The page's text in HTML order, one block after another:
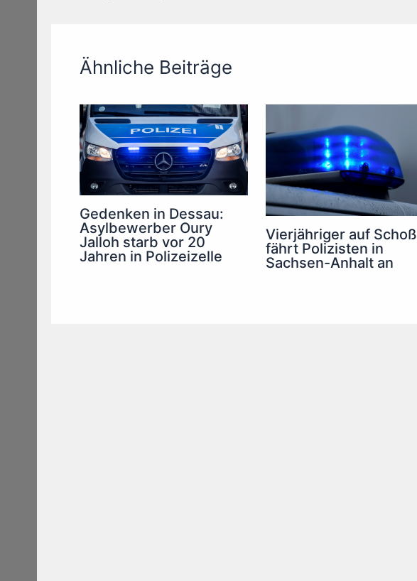
Ähnliche Beiträge
Gedenken in Dessau:
Asylbewerber Oury
Jalloh starb vor 20
Jahren in Polizeizelle
Vierjähriger auf Schoß
fährt Polizisten in
Sachsen-Anhalt an